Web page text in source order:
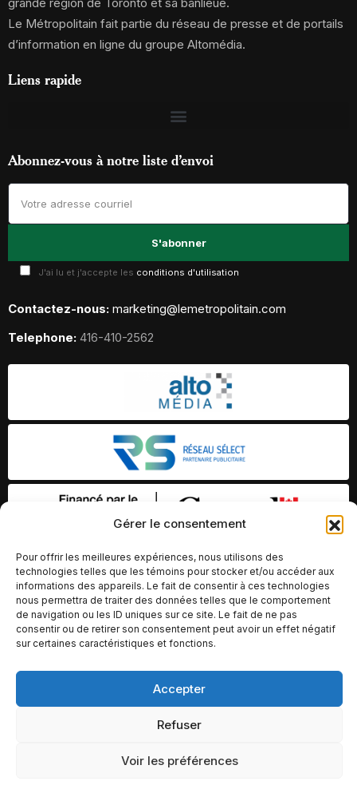
Gérer le consentement
Pour offrir les meilleures expériences, nous utilisons des
technologies telles que les témoins pour stocker et/ou accéder aux
informations des appareils. Le fait de consentir à ces technologies
nous permettra de traiter des données telles que le comportement
de navigation ou les ID uniques sur ce site. Le fait de ne pas
consentir ou de retirer son consentement peut avoir un effet négatif
sur certaines caractéristiques et fonctions.
Accepter
Refuser
Voir les préférences
grande région de Toronto et sa banlieue.
Le Métropolitain fait partie du réseau de presse et de portails
d’information en ligne du groupe Altomédia.
Liens rapide
Abonnez-vous à notre liste d’envoi
J'ai lu et j'accepte les conditions d'utilisation
Contactez-nous: marketing@lemetropolitain.com
Telephone: 416-410-2562
© Copyright 2026 – Altomédia Inc |
Ce site internet a été conçu et développé par Chameleon Ideas